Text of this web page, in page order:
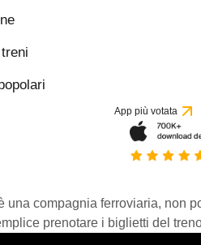
App più votata
compagnia ferroviaria, non
prenotare i biglietti del